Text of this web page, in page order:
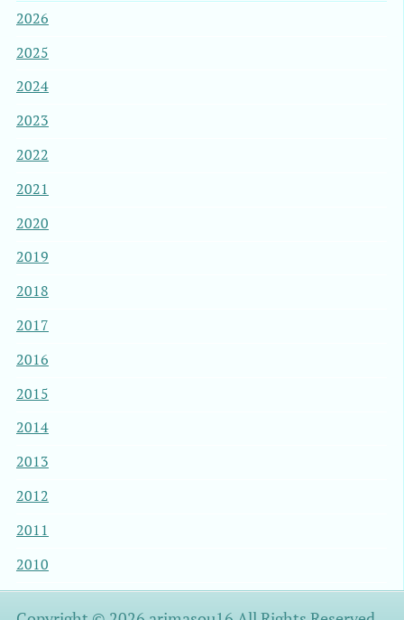
2026
2025
2024
2023
2022
2021
2020
2019
2018
2017
2016
2015
2014
2013
2012
2011
2010